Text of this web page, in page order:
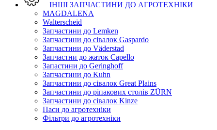
ІНШІ ЗАПЧАСТИНИ ДО АГРОТЕХНІКИ
MAGDALENA
Walterscheid
Запчастини до Lemken
Запчастини до сівалок Gaspardo
Запчастини до Väderstad
Запчастни до жаток Capello
Запастини до Geringhoff
Запчастини до Kuhn
Запчастини до сівалок Great Plains
Запчастини до ріпакових столів ZÜRN
Запчастини до сівалок Kinze
Паси до агротехніки
Фільтри до агротехніки